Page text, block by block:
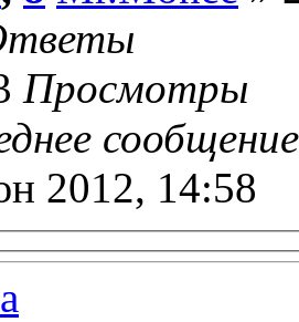
Просмотры
2012, 14:58